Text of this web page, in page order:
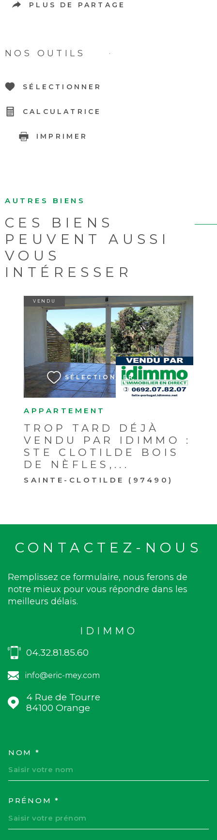
PLUS DE PARTAGE
NOS OUTILS
SÉLECTIONNER
CALCULATRICE
IMPRIMER
AUTRES BIENS
CES BIENS
PEUVENT AUSSI
VOUS
INTÉRESSER
APPARTEMENT
TROP TARD DÉJÀ
VENDU PAR IDIMMO :
STE CLOTILDE BOIS
DE NÈFLES,...
SAINTE-CLOTILDE (97490)
VENDU
SÉLECTIONNER
VOIR LE BIEN
CONTACTEZ-NOUS
Remplissez ce formulaire, nous ferons de
notre mieux pour vous répondre dans les
meilleurs délais.
IDIMMO
04.32.81.85.60
info@eric-mey.com
4 Rue de Tourre
84100
Orange
NOM *
PRÉNOM *